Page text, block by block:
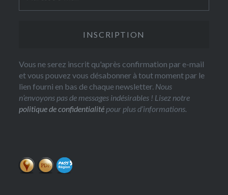
Vous ne serez inscrit qu'après confirmation par e-mail
et vous pouvez vous désabonner à tout moment par le
lien fourni en bas de chaque newsletter. Nous
n’envoyons pas de messages indésirables ! Lisez notre
politique de confidentialité pour plus d’informations.